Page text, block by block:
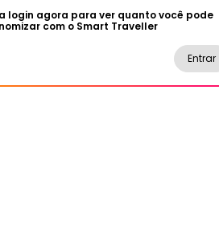
login agora para ver quanto você pode
com o Smart Traveller
Entrar